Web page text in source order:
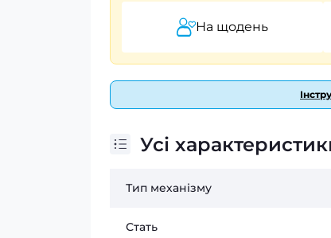
На щодень
Усі
Тип механізму
Стать